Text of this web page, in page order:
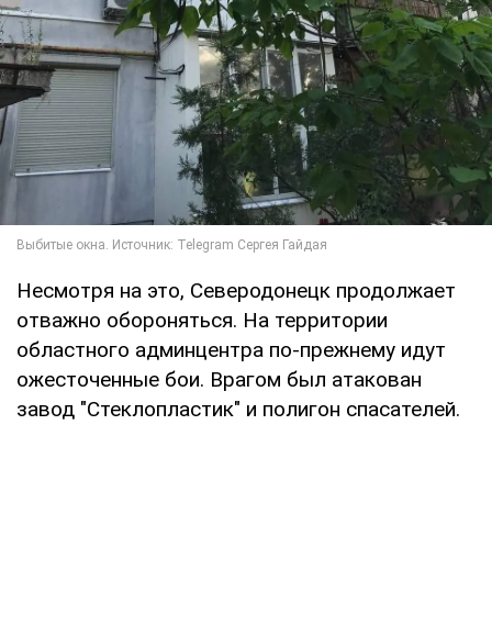
Несмотря на это, Северодонецк продолжает
отважно обороняться. На территории
областного админцентра по-прежнему идут
ожесточенные бои. Врагом был атакован
завод "Стеклопластик" и полигон спасателей.